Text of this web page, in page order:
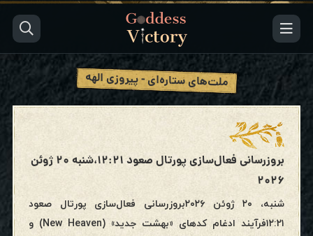
ملت‌های ستاره‌ای - پیروزی الهه
بروزرسانی فعال‌سازی پورتال صعود ۱۲:۲۱،شنبه ۲۰ ژوئن
۲۰۲۶
شنبه، ۲۰ ژوئن ۲۰۲۶بروزرسانی فعال‌سازی پورتال صعود
۱۲:۲۱فرآیند ادغام کدهای «بهشت جدید» (New Heaven) و